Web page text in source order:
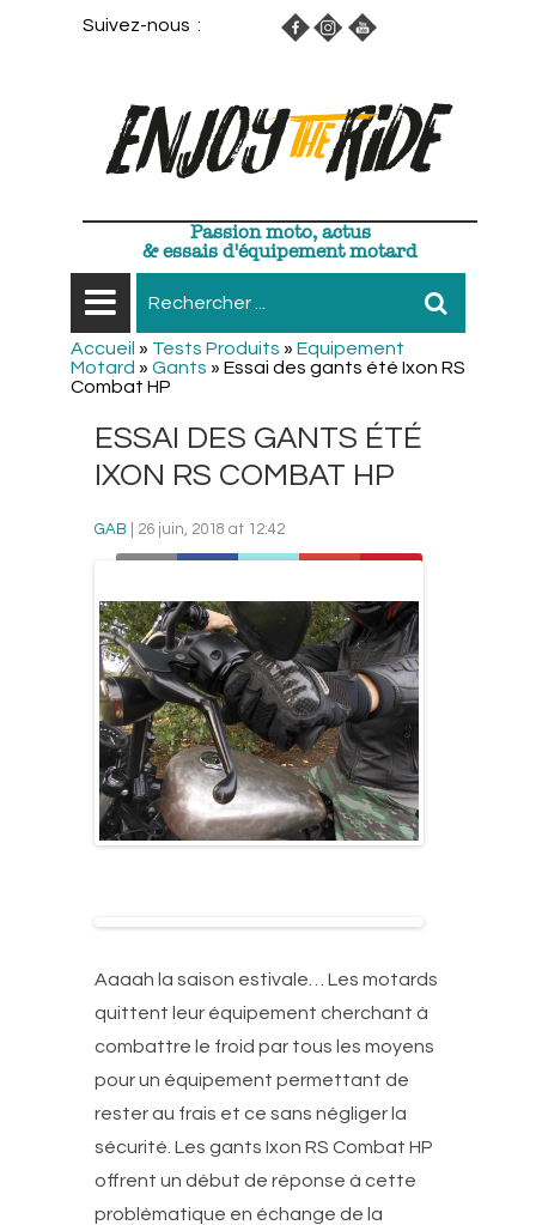
Suivez-nous :
Passion moto, actus
& essais d'équipement motard
Accueil » Tests Produits » Equipement
Motard » Gants » Essai des gants été Ixon RS
Combat HP
ESSAI DES GANTS ÉTÉ
IXON RS COMBAT HP
GAB | 26 juin, 2018 at 12:42
Aaaah la saison estivale… Les motards
quittent leur équipement cherchant à
combattre le froid par tous les moyens
pour un équipement permettant de
rester au frais et ce sans négliger la
sécurité. Les gants Ixon RS Combat HP
offrent un début de réponse à cette
problématique en échange de la